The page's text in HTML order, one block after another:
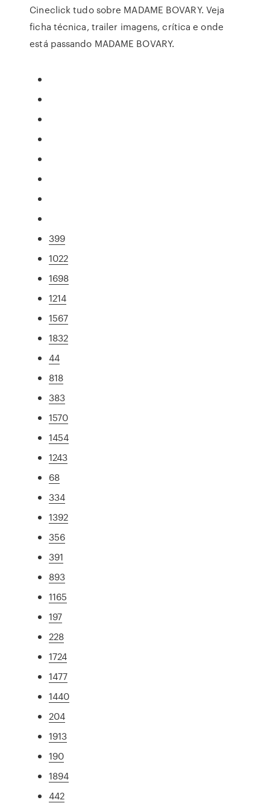
Cineclick tudo sobre MADAME BOVARY. Veja
ficha técnica, trailer imagens, crítica e onde
está passando MADAME BOVARY.
399
1022
1698
1214
1567
1832
44
818
383
1570
1454
1243
68
334
1392
356
391
893
1165
197
228
1724
1477
1440
204
1913
190
1894
442